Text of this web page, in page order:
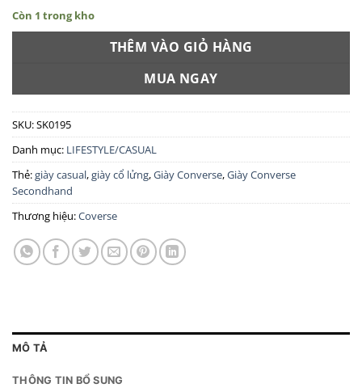
Còn 1 trong kho
THÊM VÀO GIỎ HÀNG
MUA NGAY
SKU:SK0195
Danh mục: LIFESTYLE/CASUAL
Thẻ:giày casual,giày cổ lửng,Giày Converse,Giày Converse
Secondhand
Thương hiệu:Coverse
MÔ TẢ
THÔNG TIN BỔ SUNG